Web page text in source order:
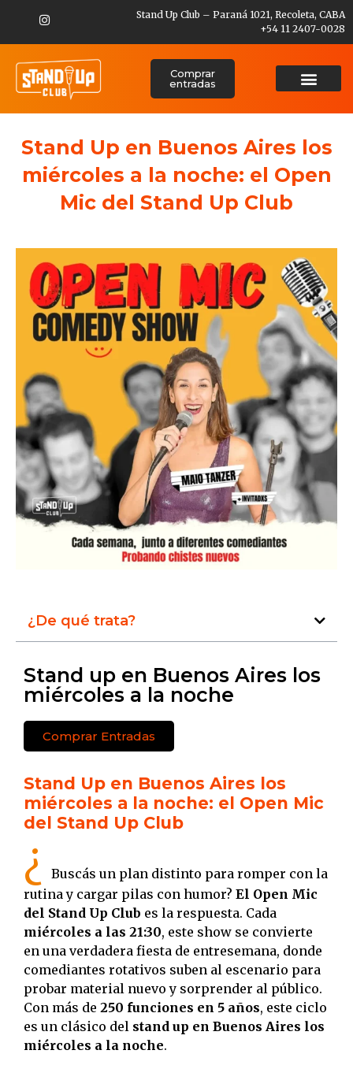
Stand Up Club – Paraná 1021, Recoleta, CABA
+54 11 2407-0028
Comprar
entradas
Stand Up en Buenos Aires los
miércoles a la noche: el Open
Mic del Stand Up Club
¿De qué trata?
Stand up en Buenos Aires los
miércoles a la noche
Comprar Entradas
Stand Up en Buenos Aires los
miércoles a la noche: el Open Mic
del Stand Up Club
¿
Buscás un plan distinto para romper con la
rutina y cargar pilas con humor? El Open Mic
del Stand Up Club es la respuesta. Cada
miércoles a las 21:30, este show se convierte
en una verdadera fiesta de entresemana, donde
comediantes rotativos suben al escenario para
probar material nuevo y sorprender al público.
Con más de 250 funciones en 5 años, este ciclo
es un clásico del stand up en Buenos Aires los
miércoles a la noche.